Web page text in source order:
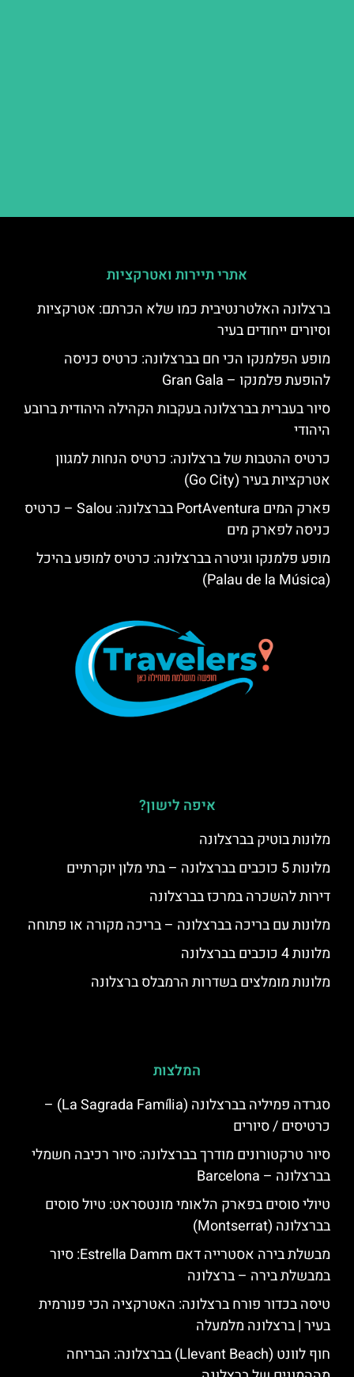
אתרי תיירות ואטרקציות
ברצלונה האלטרנטיבית כמו שלא הכרתם: אטרקציות
וסיורים ייחודים בעיר
מופע הפלמנקו הכי חם בברצלונה: כרטיס כניסה
להופעת פלמנקו – Gran Gala
סיור בעברית בברצלונה בעקבות הקהילה היהודית ברובע
היהודי
כרטיס ההטבות של ברצלונה: כרטיס הנחות למגוון
אטרקציות בעיר (Go City)
פארק המים PortAventura בברצלונה: Salou – כרטיס
כניסה לפארק מים
מופע פלמנקו וגיטרה בברצלונה: כרטיס למופע בהיכל
(Palau de la Música)
איפה לישון?
מלונות בוטיק בברצלונה
מלונות 5 כוכבים בברצלונה – בתי מלון יוקרתיים
דירות להשכרה במרכז בברצלונה
מלונות עם בריכה בברצלונה – בריכה מקורה או פתוחה
מלונות 4 כוכבים בברצלונה
מלונות מומלצים בשדרות הרמבלס ברצלונה
המלצות
סגרדה פמיליה בברצלונה (La Sagrada Família) –
כרטיסים / סיורים
סיור טרקטורונים מודרך בברצלונה: סיור רכיבה חשמלי
בברצלונה – Barcelona
טיולי סוסים בפארק הלאומי מונטסראט: טיול סוסים
בברצלונה (Montserrat)
מבשלת בירה אסטרייה דאם Estrella Damm: סיור
במבשלת בירה – ברצלונה
טיסה בכדור פורח ברצלונה: האטרקציה הכי פנורמית
בעיר | ברצלונה מלמעלה
חוף לוונט (Llevant Beach) בברצלונה: הבריחה